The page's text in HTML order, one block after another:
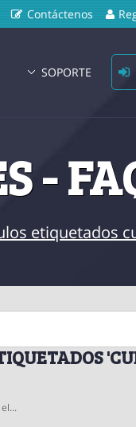
Contáctenos
SOPORTE
-
etiquetados